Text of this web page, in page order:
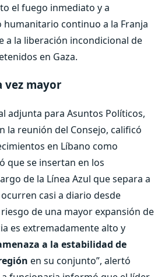
el fuego inmediato y a
humanitario continuo a la Franja
a la liberación incondicional de
en Gaza.
vez mayor
adjunta para Asuntos Políticos,
la reunión del Consejo, calificó
en Líbano como
que se insertan en los
de la Línea Azul que separa a
casi a diario desde
de una mayor expansión de
es extremadamente alto y
a la estabilidad de
en su conjunto”, alertó